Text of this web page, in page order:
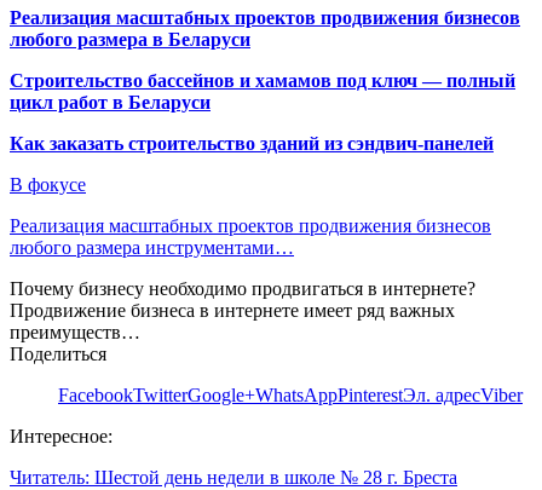
Реализация масштабных проектов продвижения бизнесов
любого размера в Беларуси
Строительство бассейнов и хамамов под ключ — полный
цикл работ в Беларуси
Как заказать строительство зданий из сэндвич-панелей
В фокусе
Реализация масштабных проектов продвижения бизнесов
любого размера инструментами…
Почему бизнесу необходимо продвигаться в интернете?
Продвижение бизнеса в интернете имеет ряд важных
преимуществ…
Поделиться
FacebookTwitterGoogle+WhatsAppPinterestЭл. адресViber
Интересное:
Читатель: Шестой день недели в школе № 28 г. Бреста